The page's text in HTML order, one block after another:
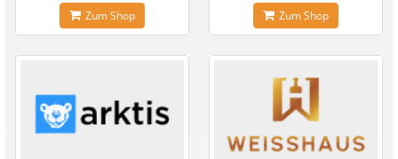
Zum Shop Zum Shop